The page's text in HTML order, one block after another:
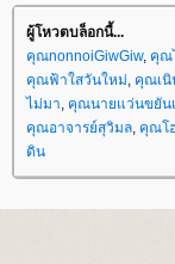
ผู้โหวตบล็อกนี้...
คุณnonnoiGiwGiw, คุณ
คุณฟ้าใสวันใหม่, คุณเนิ
ไม่มา, คุณนายแว่นขยัน
คุณอาจารย์สุวิมล, คุณโ
ดิน